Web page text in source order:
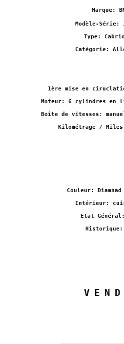
Marque:
Modèle-
Type:
Catégorie:
1ère mise en
Moteur: 6 cylindres en
Boîte de vitesses:
Kilométrage /
Couleur: Diamnad
Intérieur:
Etat
Historique: